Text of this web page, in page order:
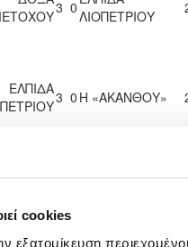
cookies
εξατομίκευση
3 0ΛΙΟΠΕΤΡΙΟΥ
ΕΛΠΙΔΑ3 0 Η «ΑΚΑΝΘΟΥ»
ΕΛΠΙΔΑ